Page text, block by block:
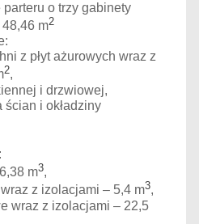
o trzy gabinety
m2
z płyt ażurowych wraz z
2,
i drzwiowej,
i okładziny
m3,
z izolacjami – 5,4 m3,
wraz z izolacjami – 22,5